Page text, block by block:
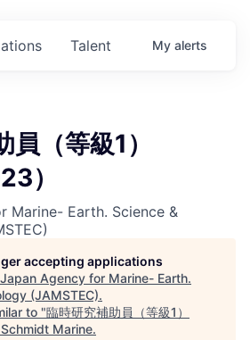
Talent My alerts
（等級1）
）
Marine- Earth. Science &
accepting applications
Japan Agency for Marine- Earth.
(JAMSTEC).
to "臨時研究補助員（等級1）
Schmidt Marine.